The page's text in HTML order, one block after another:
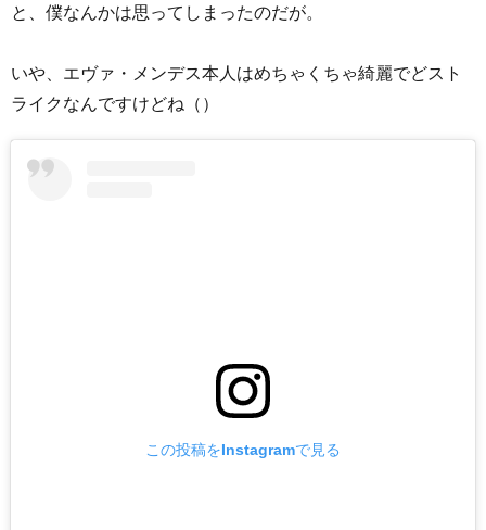
と、僕なんかは思ってしまったのだが。
いや、エヴァ・メンデス本人はめちゃくちゃ綺麗でどスト
ライクなんですけどね（）
この投稿をInstagramで見る